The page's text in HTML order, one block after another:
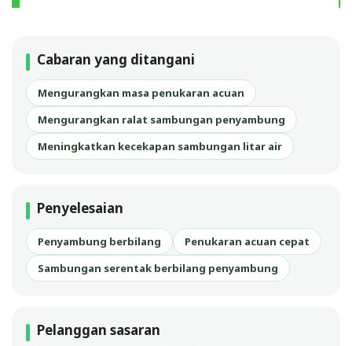
Cabaran yang ditangani
Mengurangkan masa penukaran acuan
Mengurangkan ralat sambungan penyambung
Meningkatkan kecekapan sambungan litar air
Penyelesaian
Penyambung berbilang
Penukaran acuan cepat
Sambungan serentak berbilang penyambung
Pelanggan sasaran